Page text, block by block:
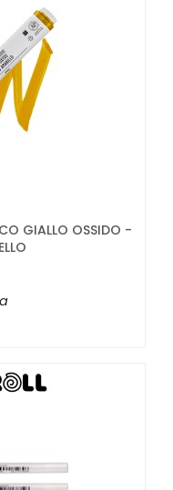
GIALLO OSSIDO -